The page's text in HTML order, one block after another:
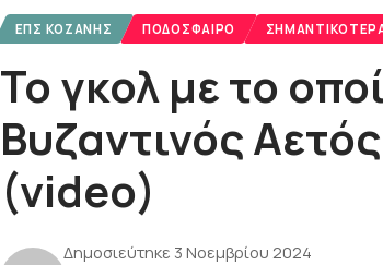
ΕΠΣ ΚΟΖΆΝΗΣ ΠΟΔΌΣΦΑΙΡΟ
Το γκολ με το
Βυζαντινός
(video)
Δημοσιεύτηκε 3 Νοεμβρίου 2024